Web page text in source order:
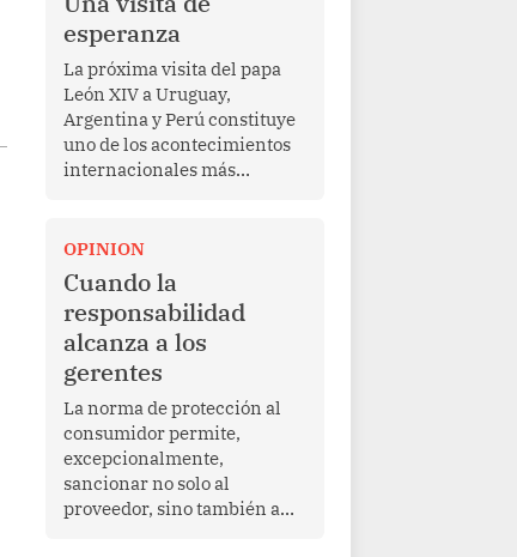
esperanza
La próxima visita del papa
León XIV a Uruguay,
Argentina y Perú constituye
uno de los acontecimientos
internacionales más
Más allá de su dimensión
religiosa, esta gira
representa una oportunidad
para reafirmar el valor del
diálogo, fortalecer los
vínculos entre los pueblos y
proyectar una imagen de
cooperación en una región
que enfrenta desafíos en
materia de desarrollo,
cohesión social y
gobernabilidad.
OPINION
Cuando la
responsabilidad
alcanza a los
gerentes
La norma de protección al
consumidor permite,
excepcionalmente,
sancionar no solo al
proveedor, sino también a